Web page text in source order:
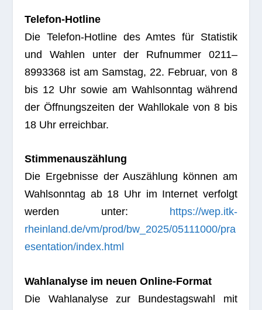
Tele­fon-Hot­line
Die Tele­fon-Hot­line des Amtes für Sta­tis­tik
und Wah­len unter der Ruf­num­mer 0211–
8993368 ist am Sams­tag, 22. Februar, von 8
bis 12 Uhr sowie am Wahl­sonn­tag wäh­rend
der Öff­nungs­zei­ten der Wahl­lo­kale von 8 bis
18 Uhr erreichbar.
Stim­men­aus­zäh­lung
Die Ergeb­nisse der Aus­zäh­lung kön­nen am
Wahl­sonn­tag ab 18 Uhr im Inter­net ver­folgt
wer­den unter:
https://wep.itk-
rheinland.de/vm/prod/bw_2025/05111000/pra
esentation/index.html
Wahl­ana­lyse im neuen Online-Format
Die Wahl­ana­lyse zur Bun­des­tags­wahl mit